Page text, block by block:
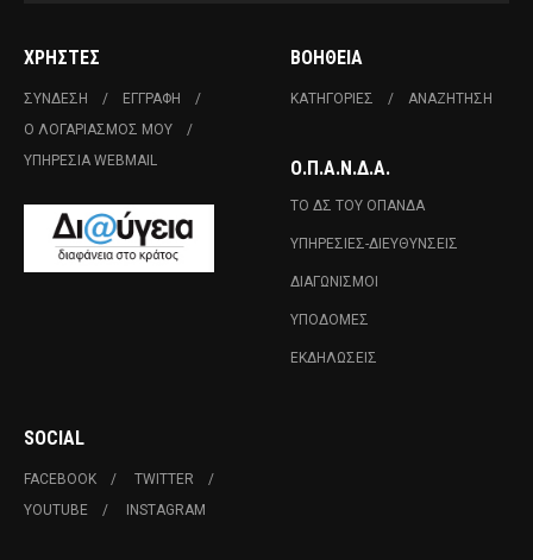
ΧΡΉΣΤΕΣ
ΣΎΝΔΕΣΗ
ΕΓΓΡΑΦΉ
Ο ΛΟΓΑΡΙΑΣΜΌΣ ΜΟΥ
ΥΠΗΡΕΣΊΑ WEBMAIL
ΒΟΉΘΕΙΑ
ΚΑΤΗΓΟΡΊΕΣ ΑΝΑΖΉΤΗΣΗ
Ο.Π.Α.Ν.Δ.Α.
ΤΟ ΔΣ ΤΟΥ ΟΠΑΝΔΑ
ΥΠΗΡΕΣΊΕΣ-ΔΙΕΥΘΎΝΣΕΙΣ
ΔΙΑΓΩΝΙΣΜΟΊ
ΥΠΟΔΟΜΈΣ
ΕΚΔΗΛΏΣΕΙΣ
SOCIAL
FACEBOOK
TWITTER
YOUTUBE
INSTAGRAM